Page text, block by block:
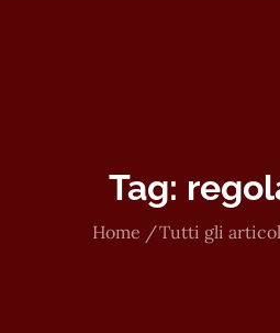
Tag:
Home Tutti gli